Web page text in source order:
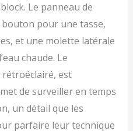
Le panneau de
pour une tasse,
et une molette latérale
chaude. Le
est
de surveiller en temps
un détail que les
parfaire leur technique